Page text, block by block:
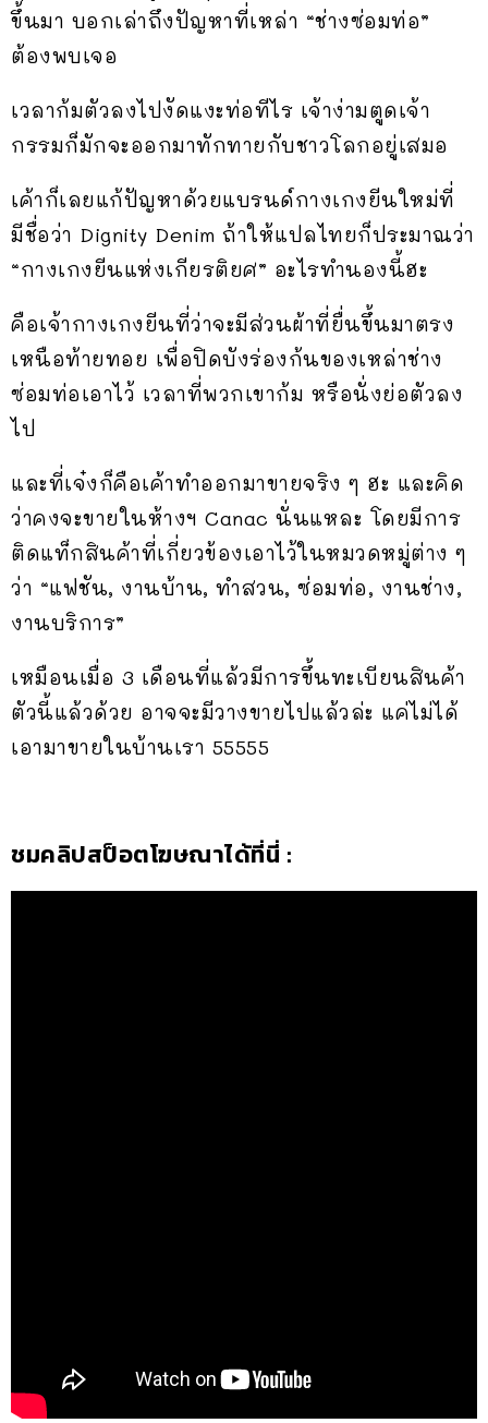
ขึ้นมา บอกเล่าถึงปัญหาที่เหล่า “ช่างซ่อมท่อ”
ต้องพบเจอ
เวลาก้มตัวลงไปงัดแงะท่อทีไร เจ้าง่ามตูดเจ้า
กรรมก็มักจะออกมาทักทายกับชาวโลกอยู่เสมอ
เค้าก็เลยแก้ปัญหาด้วยแบรนด์กางเกงยีนใหม่ที่
มีชื่อว่า Dignity Denim ถ้าให้แปลไทยก็ประมาณว่า
“กางเกงยีนแห่งเกียรติยศ” อะไรทำนองนี้ฮะ
คือเจ้ากางเกงยีนที่ว่าจะมีส่วนผ้าที่ยื่นขึ้นมาตรง
เหนือท้ายทอย เพื่อปิดบังร่องก้นของเหล่าช่าง
ซ่อมท่อเอาไว้ เวลาที่พวกเขาก้ม หรือนั่งย่อตัวลง
ไป
และที่เจ๋งก็คือเค้าทำออกมาขายจริง ๆ ฮะ และคิด
ว่าคงจะขายในห้างฯ Canac นั่นแหละ โดยมีการ
ติดแท็กสินค้าที่เกี่ยวข้องเอาไว้ในหมวดหมู่ต่าง ๆ
ว่า “แฟชัน, งานบ้าน, ทำสวน, ซ่อมท่อ, งานช่าง,
งานบริการ”
เหมือนเมื่อ 3 เดือนที่แล้วมีการขึ้นทะเบียนสินค้า
ตัวนี้แล้วด้วย อาจจะมีวางขายไปแล้วล่ะ แค่ไม่ได้
เอามาขายในบ้านเรา 55555
ชมคลิปสป็อตโฆษณาได้ที่นี่ :